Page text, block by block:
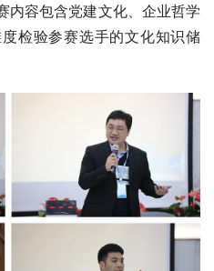
内容包含党建文化、企业哲学
检验参赛选手的文化知识储